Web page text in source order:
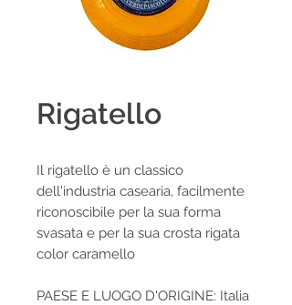
Rigatello
Il rigatello è un classico
dell'industria casearia, facilmente
riconoscibile per la sua forma
svasata e per la sua crosta rigata
color caramello
PAESE E LUOGO D'ORIGINE: Italia